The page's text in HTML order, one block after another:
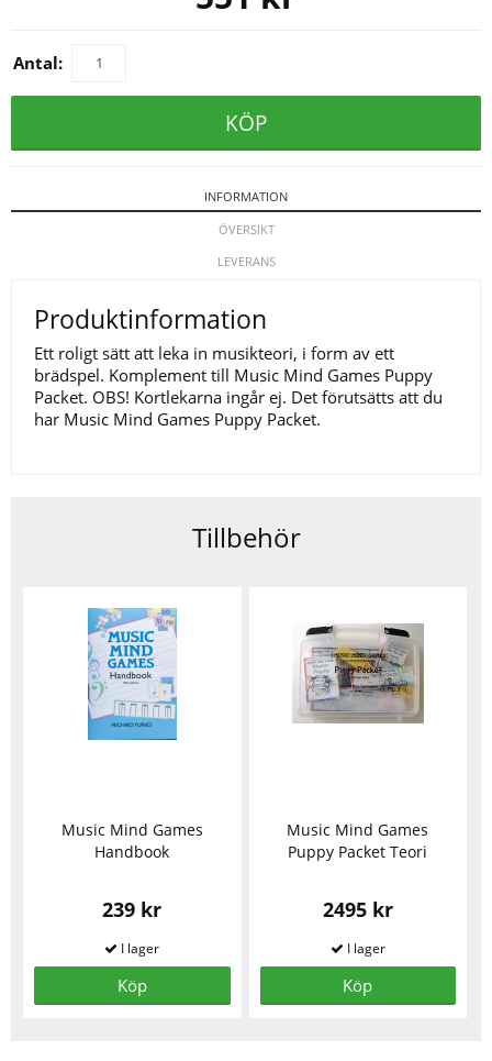
Antal:
KÖP
INFORMATION
ÖVERSIKT
LEVERANS
Produktinformation
Ett roligt sätt att leka in musikteori, i form av ett
brädspel. Komplement till Music Mind Games Puppy
Packet. OBS! Kortlekarna ingår ej. Det förutsätts att du
har Music Mind Games Puppy Packet.
Tillbehör
Music Mind Games
Handbook
239 kr
Köp
Music Mind Games
Puppy Packet Teori
2495 kr
Köp